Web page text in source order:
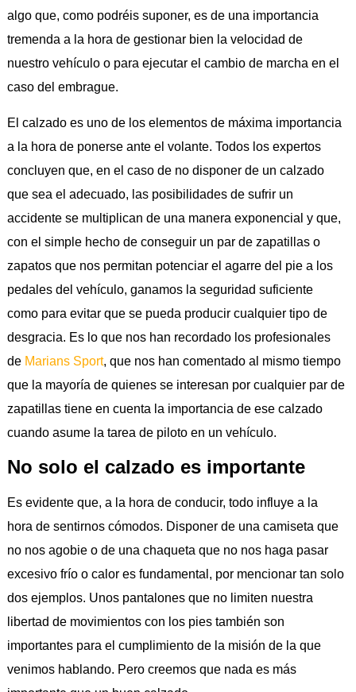
algo que, como podréis suponer, es de una importancia
tremenda a la hora de gestionar bien la velocidad de
nuestro vehículo o para ejecutar el cambio de marcha en el
caso del embrague.
El calzado es uno de los elementos de máxima importancia
a la hora de ponerse ante el volante. Todos los expertos
concluyen que, en el caso de no disponer de un calzado
que sea el adecuado, las posibilidades de sufrir un
accidente se multiplican de una manera exponencial y que,
con el simple hecho de conseguir un par de zapatillas o
zapatos que nos permitan potenciar el agarre del pie a los
pedales del vehículo, ganamos la seguridad suficiente
como para evitar que se pueda producir cualquier tipo de
desgracia. Es lo que nos han recordado los profesionales
de Marians Sport, que nos han comentado al mismo tiempo
que la mayoría de quienes se interesan por cualquier par de
zapatillas tiene en cuenta la importancia de ese calzado
cuando asume la tarea de piloto en un vehículo.
No solo el calzado es importante
Es evidente que, a la hora de conducir, todo influye a la
hora de sentirnos cómodos. Disponer de una camiseta que
no nos agobie o de una chaqueta que no nos haga pasar
excesivo frío o calor es fundamental, por mencionar tan solo
dos ejemplos. Unos pantalones que no limiten nuestra
libertad de movimientos con los pies también son
importantes para el cumplimiento de la misión de la que
venimos hablando. Pero creemos que nada es más